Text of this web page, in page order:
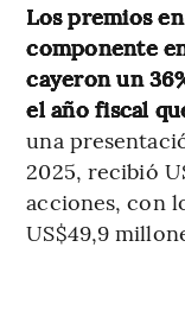
Los premios
componente
cayeron un
el año fiscal
una
2025, recibió
acciones, con
US$49,9